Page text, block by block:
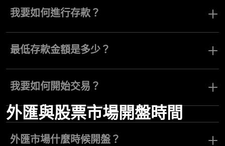
至少 10 美元或歐元後，開始在真實帳戶上進行交易。
我要如何進行存款？
擇您的付款方式，然後點一下「確認」。
最低存款金額是多少？
我要如何開始交易？
您只需在您的 Forex 交易帳戶中存入 10$，即可開始交易。之後，
如果您還不熟悉交易基礎知識，建議您瀏覽我們的知識庫，以便獲
外匯與股票市場開盤時間
外匯市場什麼時候開盤？